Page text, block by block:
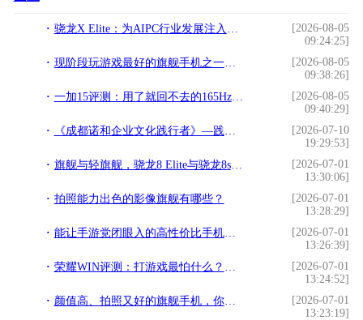
骁龙X Elite：为AIPC行业发展注入强劲动力
[2026-08-05
09:24:25]
现阶段玩游戏最好的旗舰手机之一，游戏狂魔红魔11 Pro评测
[2026-08-05
09:38:26]
一加15评测：用了就回不去的165Hz，游戏党这次真的赢了
[2026-08-05
09:40:29]
《成都诺和企业文化践行者》—践行文化，榜样力量
[2026-07-10
19:29:53]
旗舰与轻旗舰，骁龙8 Elite与骁龙8s Gen4，8s至尊不存在
[2026-07-01
13:30:06]
拍照能力出色的影像旗舰有哪些？
[2026-07-01
13:28:29]
能让手游党闭眼入的高性价比手机是哪款？
[2026-07-01
13:26:39]
荣耀WIN评测：打游戏最怕什么？这台手机治好了我的焦虑
[2026-07-01
13:24:52]
颜值高、拍照又好的旗舰手机，你选哪一款？
[2026-07-01
13:23:19]